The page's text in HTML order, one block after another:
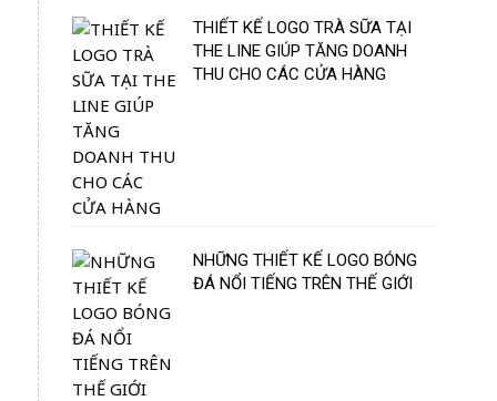
THIẾT KẾ LOGO TRÀ SỮA TẠI
THE LINE GIÚP TĂNG DOANH
THU CHO CÁC CỬA HÀNG
NHỮNG THIẾT KẾ LOGO BÓNG
ĐÁ NỔI TIẾNG TRÊN THẾ GIỚI